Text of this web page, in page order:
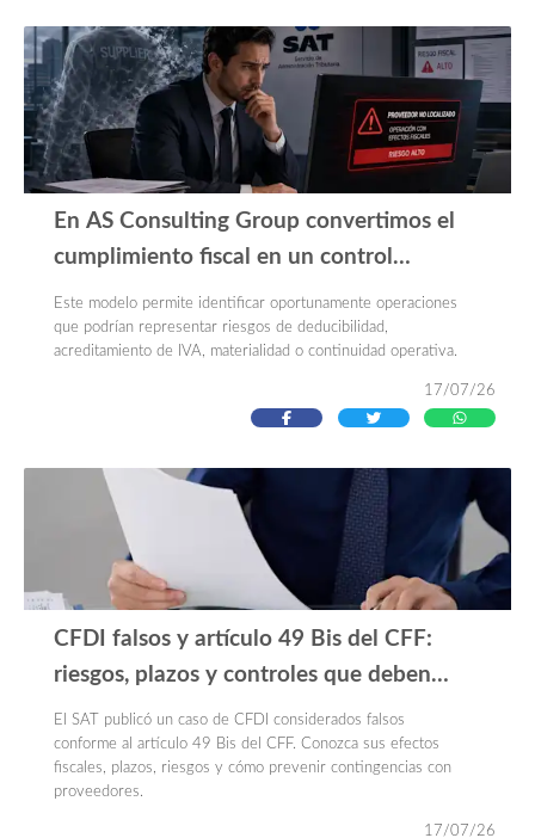
En AS Consulting Group convertimos el
cumplimiento fiscal en un control
preventivo
Este modelo permite identificar oportunamente operaciones
que podrían representar riesgos de deducibilidad,
acreditamiento de IVA, materialidad o continuidad operativa.
17/07/26
CFDI falsos y artículo 49 Bis del CFF:
riesgos, plazos y controles que deben
implementar las empresas
El SAT publicó un caso de CFDI considerados falsos
conforme al artículo 49 Bis del CFF. Conozca sus efectos
fiscales, plazos, riesgos y cómo prevenir contingencias con
proveedores.
17/07/26